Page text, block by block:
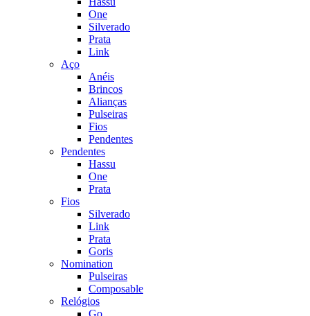
One
Silverado
Prata
Link
Aço
Anéis
Brincos
Alianças
Pulseiras
Fios
Pendentes
Pendentes
Hassu
One
Prata
Fios
Silverado
Link
Prata
Goris
Nomination
Pulseiras
Composable
Relógios
Go